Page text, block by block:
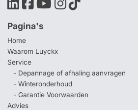
Pagina's
Home
Waarom Luyckx
Service
- Depannage of afhaling aanvragen
- Winteronderhoud
- Garantie Voorwaarden
Advies